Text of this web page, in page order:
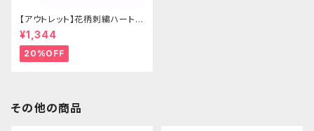
【アウトレット】花柄刺繍ハートバ
ッグ
¥1,344
20%OFF
その他の商品